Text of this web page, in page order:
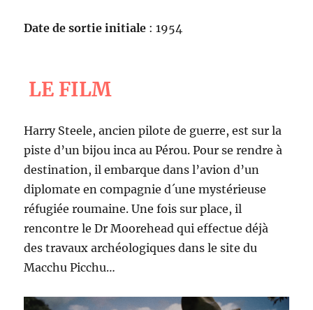
Date de sortie initiale : 1954
LE FILM
Harry Steele, ancien pilote de guerre, est sur la
piste d’un bijou inca au Pérou. Pour se rendre à
destination, il embarque dans l’avion d’un
diplomate en compagnie d´une mystérieuse
réfugiée roumaine. Une fois sur place, il
rencontre le Dr Moorehead qui effectue déjà
des travaux archéologiques dans le site du
Macchu Picchu…